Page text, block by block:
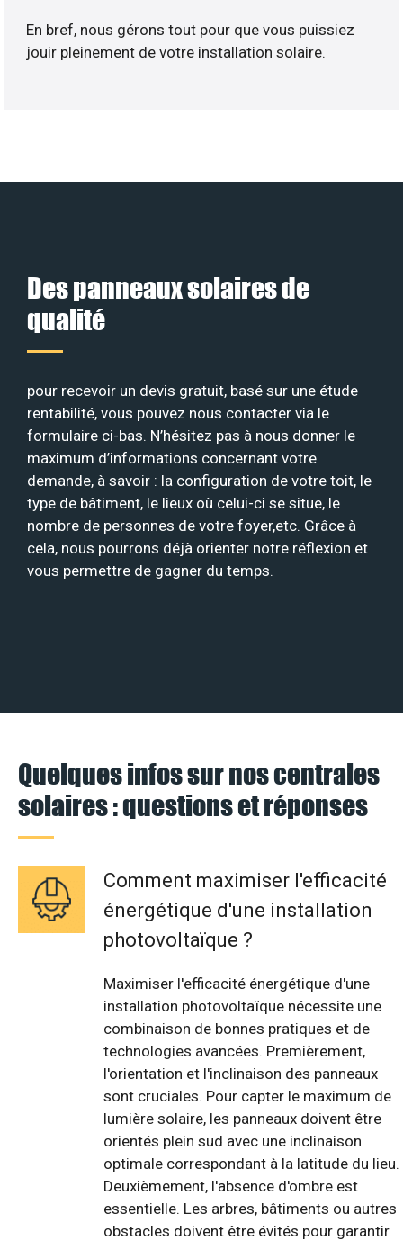
En bref, nous gérons tout pour que vous puissiez
jouir pleinement de votre installation solaire.
Des panneaux solaires de
qualité
pour recevoir un devis gratuit, basé sur une étude
rentabilité, vous pouvez nous contacter via le
formulaire ci-bas. N’hésitez pas à nous donner le
maximum d’informations concernant votre
demande, à savoir : la configuration de votre toit, le
type de bâtiment, le lieux où celui-ci se situe, le
nombre de personnes de votre foyer,etc. Grâce à
cela, nous pourrons déjà orienter notre réflexion et
vous permettre de gagner du temps.
Quelques infos sur nos centrales
solaires : questions et réponses
Comment maximiser l'efficacité
énergétique d'une installation
photovoltaïque ?
Maximiser l'efficacité énergétique d'une
installation photovoltaïque nécessite une
combinaison de bonnes pratiques et de
technologies avancées. Premièrement,
l'orientation et l'inclinaison des panneaux
sont cruciales. Pour capter le maximum de
lumière solaire, les panneaux doivent être
orientés plein sud avec une inclinaison
optimale correspondant à la latitude du lieu.
Deuxièmement, l'absence d'ombre est
essentielle. Les arbres, bâtiments ou autres
obstacles doivent être évités pour garantir